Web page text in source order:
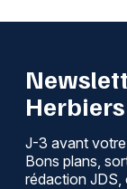
Herbiers
J-3 avant votre
Bons plans,
rédaction JDS,